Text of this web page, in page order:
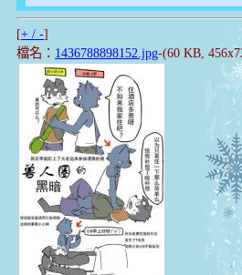
[+ / -]
檔名： 1436788898152.jpg-(60 KB,